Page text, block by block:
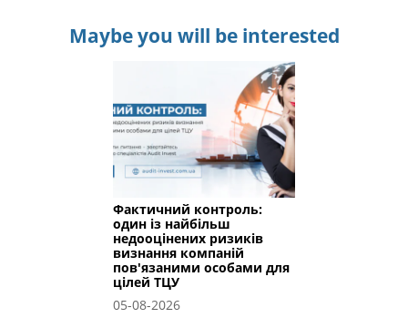
Maybe you will be interested
Фактичний контроль:
один із найбільш
недооцінених ризиків
визнання компаній
пов'язаними особами для
цілей ТЦУ
05-08-2026